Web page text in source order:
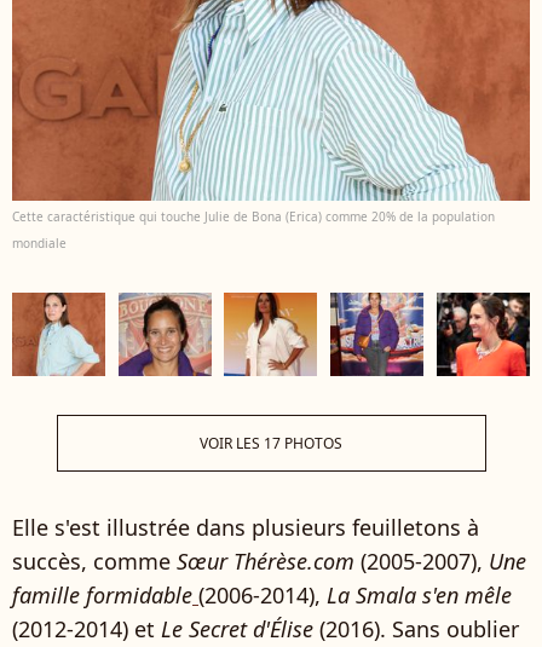
Cette caractéristique qui touche Julie de Bona (Erica) comme 20% de la population
mondiale
VOIR LES 17 PHOTOS
Elle s'est illustrée dans plusieurs feuilletons à
succès, comme Sœur Thérèse.com (2005-2007), Une
famille formidable (2006-2014), La Smala s'en mêle
(2012-2014) et Le Secret d'Élise (2016). Sans oublier